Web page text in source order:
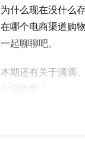
为什么现在没什么
在哪个电商渠道购
一起聊聊吧。
本期还有关于滴滴
欢迎收听！